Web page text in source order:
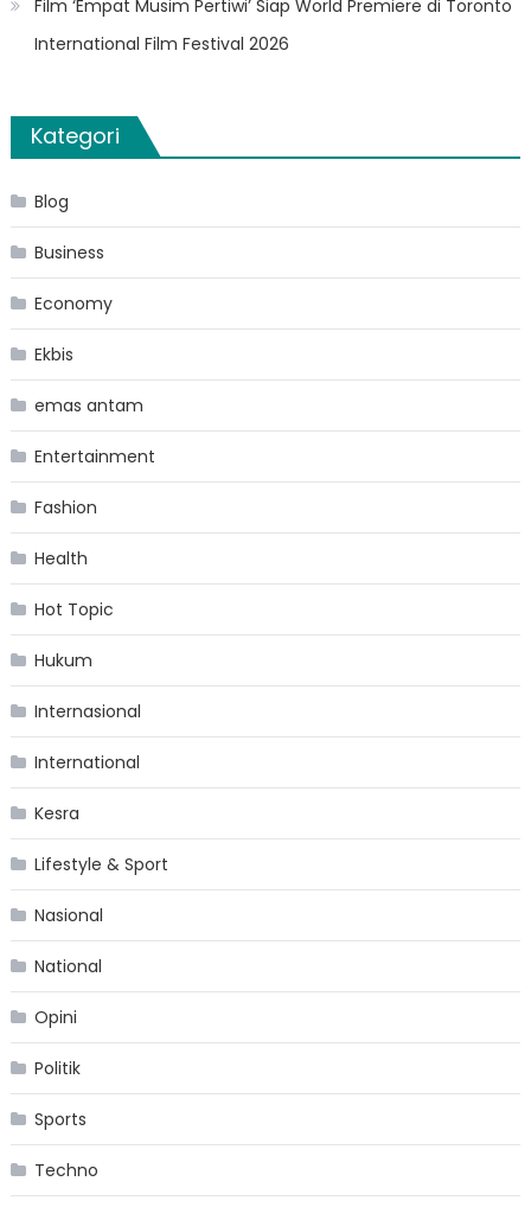
Film ‘Empat Musim Pertiwi’ Siap World Premiere di Toronto
International Film Festival 2026
Kategori
Blog
Business
Economy
Ekbis
emas antam
Entertainment
Fashion
Health
Hot Topic
Hukum
Internasional
International
Kesra
Lifestyle & Sport
Nasional
National
Opini
Politik
Sports
Techno